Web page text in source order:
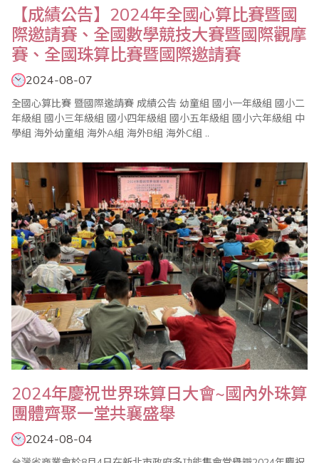
【成績公告】2024年全國心算比賽暨國
際邀請賽、全國數學競技大賽暨國際觀摩
賽、全國珠算比賽暨國際邀請賽
2024-08-07
全國心算比賽 暨國際邀請賽 成績公告 幼童組 國小一年級組 國小二
年級組 國小三年級組 國小四年級組 國小五年級組 國小六年級組 中
學組 海外幼童組 海外A組 海外B組 海外C組 ..
2024年慶祝世界珠算日大會~國內外珠算
團體齊聚一堂共襄盛舉
2024-08-04